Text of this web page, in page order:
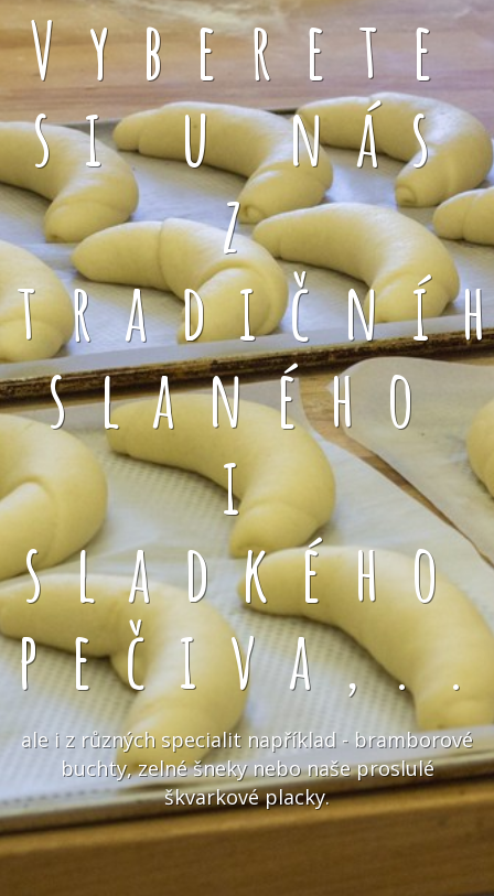
Vyberete
si u nás
z
slaného
i
sladkého
ale i z různých specialit například - bramborové
buchty, zelné šneky nebo naše proslulé
škvarkové placky.